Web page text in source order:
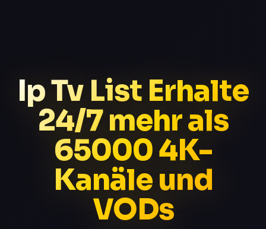
Ip Tv List Erhalte
24/7 mehr als
65000 4K-
Kanäle und
VODs